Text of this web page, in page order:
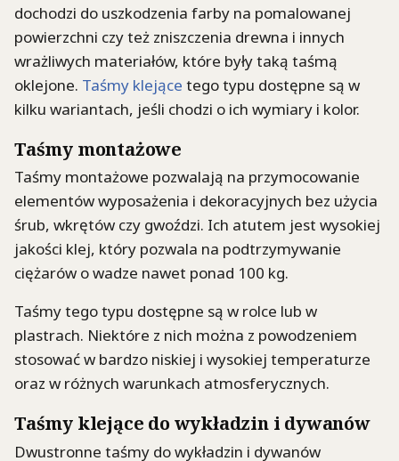
dochodzi do uszkodzenia farby na pomalowanej
powierzchni czy też zniszczenia drewna i innych
wrażliwych materiałów, które były taką taśmą
oklejone. Taśmy klejące tego typu dostępne są w
kilku wariantach, jeśli chodzi o ich wymiary i kolor.
Taśmy montażowe
Taśmy montażowe pozwalają na przymocowanie
elementów wyposażenia i dekoracyjnych bez użycia
śrub, wkrętów czy gwoździ. Ich atutem jest wysokiej
jakości klej, który pozwala na podtrzymywanie
ciężarów o wadze nawet ponad 100 kg.
Taśmy tego typu dostępne są w rolce lub w
plastrach. Niektóre z nich można z powodzeniem
stosować w bardzo niskiej i wysokiej temperaturze
oraz w różnych warunkach atmosferycznych.
Taśmy klejące do wykładzin i dywanów
Dwustronne taśmy do wykładzin i dywanów